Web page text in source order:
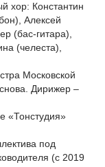
хор: Константин
Алексей
(бас-гитара),
(челеста),
Московской
Дирижер –
«Тонстудия»
под
(с 2019